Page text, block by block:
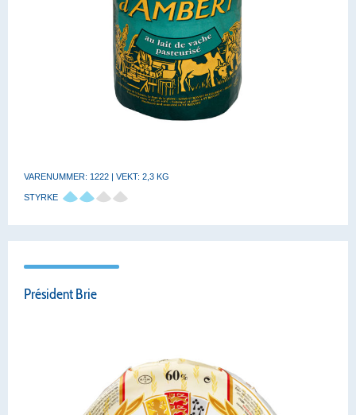
VARENUMMER: 1222 | VEKT: 2,3 KG
STYRKE
Président Brie